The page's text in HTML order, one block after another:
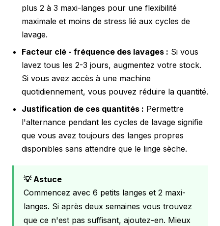
plus 2 à 3 maxi-langes pour une flexibilité
maximale et moins de stress lié aux cycles de
lavage.
Facteur clé - fréquence des lavages : Si vous
lavez tous les 2-3 jours, augmentez votre stock.
Si vous avez accès à une machine
quotidiennement, vous pouvez réduire la quantité.
Justification de ces quantités : Permettre
l'alternance pendant les cycles de lavage signifie
que vous avez toujours des langes propres
disponibles sans attendre que le linge sèche.
💡 Astuce
Commencez avec 6 petits langes et 2 maxi-
langes. Si après deux semaines vous trouvez
que ce n'est pas suffisant, ajoutez-en. Mieux